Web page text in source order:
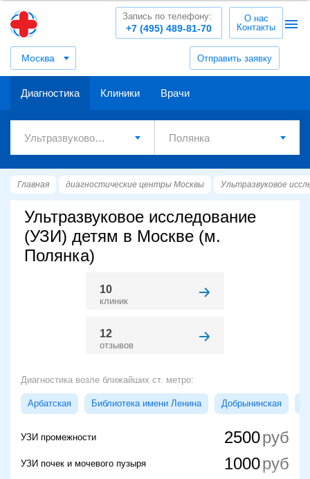
Москва Отправить заявку
+7 (495) 489-81-70
Запись по телефону:
О нас
Контакты
Диагностика Клиники Врачи
Главная диагностические центры Москвы Ультразвуковое
Ультразвуковое исследование
(УЗИ) детям в Москве (м.
Полянка)
10
клиник
12
отзывов
Диагностика возле ближайших ст. метро:
Арбатская Библиотека имени Ленина Добрынинская
УЗИ промежности 2500
УЗИ почек и мочевого пузыря 1000